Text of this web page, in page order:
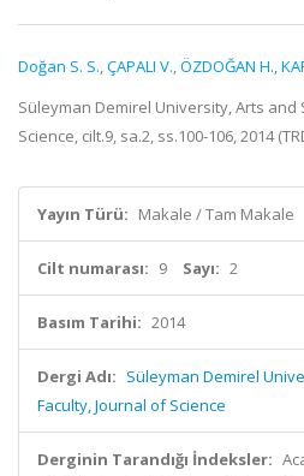
Doğan S. S.,ÇAPALI V.,ÖZDOĞAN H.,
Süleyman Demirel University, Arts and
Science, cilt.9, sa.2, ss.100-106, 2014
Yayın Türü: Makale / Tam Makale
Cilt numarası: 9 Sayı: 2
Basım Tarihi: 2014
Dergi Adı: Süleyman Demirel
Faculty, Journal of Science
Derginin Tarandığı İndeksler: